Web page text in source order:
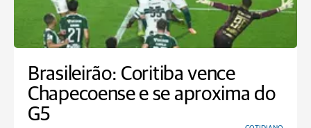
Brasileirão: Coritiba vence
Chapecoense e se aproxima do
G5